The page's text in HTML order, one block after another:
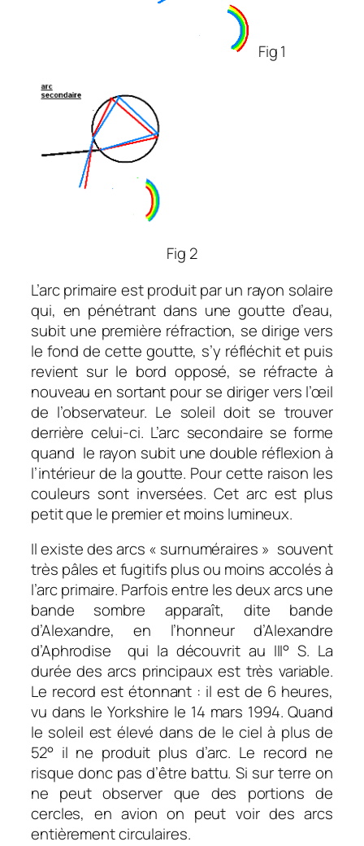
Fig 1
Fig 2
L’arc primaire est produit par un rayon solaire
qui, en pénétrant dans une goutte d’eau,
subit une première réfraction, se dirige vers
le fond de cette goutte, s’y réfléchit et puis
revient sur le bord opposé, se réfracte à
nouveau en sortant pour se diriger vers l’œil
de l’observateur. Le soleil doit se trouver
derrière celui-ci. L’arc secondaire se forme
quand le rayon subit une double réflexion à
l’intérieur de la goutte. Pour cette raison les
couleurs sont inversées. Cet arc est plus
petit que le premier et moins lumineux.
Il existe des arcs « surnuméraires » souvent
très pâles et fugitifs plus ou moins accolés à
l’arc primaire. Parfois entre les deux arcs une
bande sombre apparaît, dite bande
d’Alexandre, en l’honneur d’Alexandre
d’Aphrodise qui la découvrit au III° S. La
durée des arcs principaux est très variable.
Le record est étonnant : il est de 6 heures,
vu dans le Yorkshire le 14 mars 1994. Quand
le soleil est élevé dans de le ciel à plus de
52° il ne produit plus d’arc. Le record ne
risque donc pas d’être battu. Si sur terre on
ne peut observer que des portions de
cercles, en avion on peut voir des arcs
entièrement circulaires.